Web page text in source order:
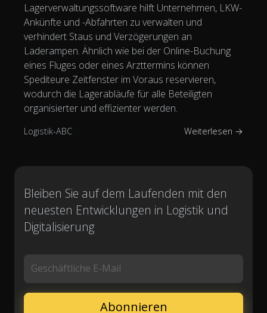
Lagerverwaltungssoftware hilft Unternehmen, LKW-
Ankünfte und -Abfahrten zu verwalten und
verhindert Staus und Verzögerungen an
Laderampen. Ähnlich wie bei der Online-Buchung
eines Fluges oder eines Arzttermins können
Spediteure Zeitfenster im Voraus reservieren,
wodurch die Lagerabläufe für alle Beteiligten
organisierter und effizienter werden.
Logistik-ABC Weiterlesen →
Bleiben Sie auf dem Laufenden mit den
neuesten Entwicklungen in Logistik und
Digitalisierung
Geschäftliche E-Mail